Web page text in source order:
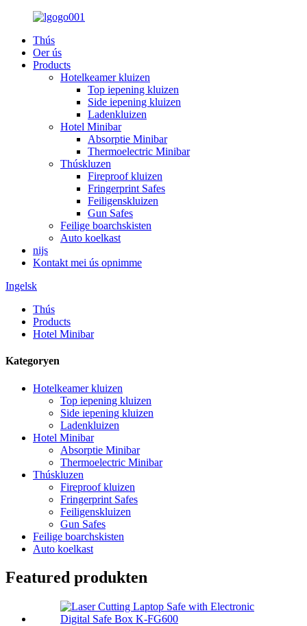
Thús
Oer ús
Products
Hotelkeamer kluizen
Top iepening kluizen
Side iepening kluizen
Ladenkluizen
Hotel Minibar
Absorptie Minibar
Thermoelectric Minibar
Thúskluzen
Fireproof kluizen
Fringerprint Safes
Feiligenskluizen
Gun Safes
Feilige boarchskisten
Auto koelkast
nijs
Kontakt mei ús opnimme
Ingelsk
Thús
Products
Hotel Minibar
Kategoryen
Hotelkeamer kluizen
Top iepening kluizen
Side iepening kluizen
Ladenkluizen
Hotel Minibar
Absorptie Minibar
Thermoelectric Minibar
Thúskluzen
Fireproof kluizen
Fringerprint Safes
Feiligenskluizen
Gun Safes
Feilige boarchskisten
Auto koelkast
Featured produkten